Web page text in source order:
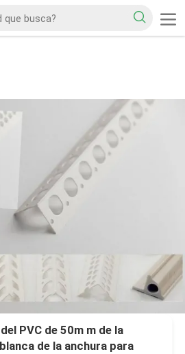
PVC de 50m m de la
de la anchura para